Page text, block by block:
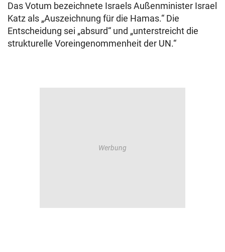
Das Votum bezeichnete Israels Außenminister Israel
Katz als „Auszeichnung für die Hamas.“ Die
Entscheidung sei „absurd“ und „unterstreicht die
strukturelle Voreingenommenheit der UN.“